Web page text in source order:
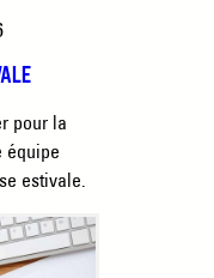
pour la
équipe
estivale.